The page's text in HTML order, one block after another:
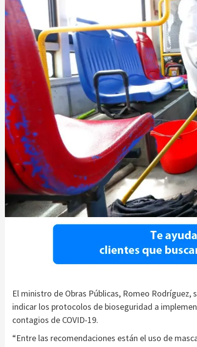
El ministro de Obras Públicas, Romeo
indicar los protocolos de bioseguridad a
contagios de COVID-19.
“Entre las recomendaciones están el uso de